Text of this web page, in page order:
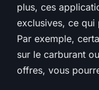
plus, ces
exclusives, ce qui
Par exemple,
sur le carburant
offres, vous